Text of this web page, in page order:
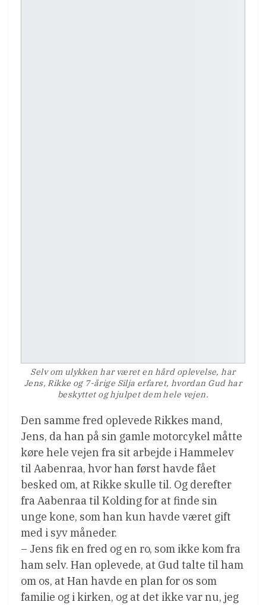
Selv om ulykken har været en hård oplevelse, har
Jens, Rikke og 7-årige Silja erfaret, hvordan Gud har
beskyttet og hjulpet dem hele vejen.
Den samme fred oplevede Rikkes mand,
Jens, da han på sin gamle motorcykel måtte
køre hele vejen fra sit arbejde i Hammelev
til Aabenraa, hvor han først havde fået
besked om, at Rikke skulle til. Og derefter
fra Aabenraa til Kolding for at finde sin
unge kone, som han kun havde været gift
med i syv måneder.
– Jens fik en fred og en ro, som ikke kom fra
ham selv. Han oplevede, at Gud talte til ham
om os, at Han havde en plan for os som
familie og i kirken, og at det ikke var nu, jeg